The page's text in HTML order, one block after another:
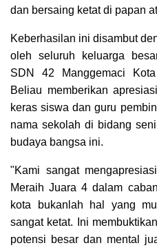
dan bersaing ketat di papan
Keberhasilan ini disambut
oleh seluruh keluarga
SDN 42 Manggemaci
Beliau memberikan
keras siswa dan guru
nama sekolah di bidang
budaya bangsa ini.
"Kami sangat
Meraih Juara 4 dalam
kota bukanlah hal yang
sangat ketat. Ini
potensi besar dan mental